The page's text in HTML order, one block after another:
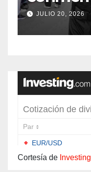
años de
JULIO 20, 2026
Cortesía de